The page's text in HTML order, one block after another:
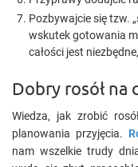
Pozbywajcie się tzw.
wskutek gotowania
całości jest
Dobry rosół na
Wiedza, jak zrobić
planowania przyjęcia.
nam wszelkie trudy